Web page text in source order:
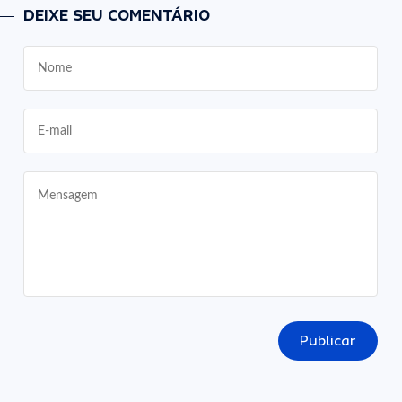
DEIXE SEU COMENTÁRIO
Publicar